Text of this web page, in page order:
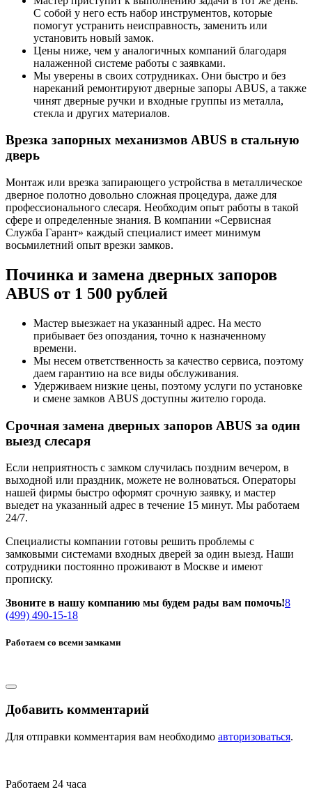
С собой у него есть набор инструментов, которые
помогут устранить неисправность, заменить или
установить новый замок.
Цены ниже, чем у аналогичных компаний благодаря
налаженной системе работы с заявками.
Мы уверены в своих сотрудниках. Они быстро и без
нареканий ремонтируют дверные запоры ABUS, а также
чинят дверные ручки и входные группы из металла,
стекла и других материалов.
Врезка запорных механизмов ABUS в стальную
дверь
Монтаж или врезка запирающего устройства в металлическое
дверное полотно довольно сложная процедура, даже для
профессионального слесаря. Необходим опыт работы в такой
сфере и определенные знания. В компании «Сервисная
Служба Гарант» каждый специалист имеет минимум
восьмилетний опыт врезки замков.
Починка и замена дверных запоров
ABUS от 1 500 рублей
Мастер выезжает на указанный адрес. На место
прибывает без опоздания, точно к назначенному
времени.
Мы несем ответственность за качество сервиса, поэтому
даем гарантию на все виды обслуживания.
Удерживаем низкие цены, поэтому услуги по установке
и смене замков ABUS доступны жителю города.
Срочная замена дверных запоров ABUS за один
выезд слесаря
Если неприятность с замком случилась поздним вечером, в
выходной или праздник, можете не волноваться. Операторы
нашей фирмы быстро оформят срочную заявку, и мастер
выедет на указанный адрес в течение 15 минут. Мы работаем
24/7.
Специалисты компании готовы решить проблемы с
замковыми системами входных дверей за один выезд. Наши
сотрудники постоянно проживают в Москве и имеют
прописку.
Звоните в нашу компанию мы будем рады вам помочь!8
(499) 490-15-18
Работаем со всеми замками
Добавить комментарий
Для отправки комментария вам необходимо авторизоваться.
Работаем 24 часа